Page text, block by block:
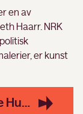
en av
Haarr. NRK
er kunst
Se Kunstnerliv med Marianne Hurum i NRK TV her